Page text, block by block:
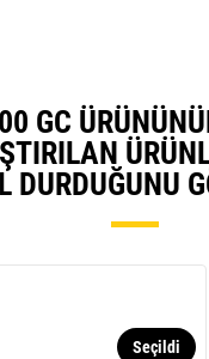
GC
DURDUĞUNU
Seçildi